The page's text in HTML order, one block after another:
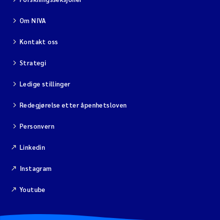
Om NIVA
Kontakt oss
Strategi
Ledige stillinger
Redegjørelse etter åpenhetsloven
Personvern
Linkedin
Instagram
Youtube